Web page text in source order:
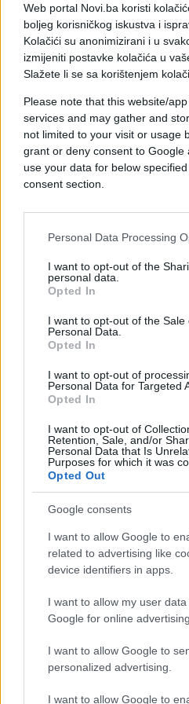
Web portal Novi.ba koristi
boljeg korisničkog iskustva i
Kolačići su anonimizirani i u
izmijeniti postavke kolačića u
Slažete li se sa korištenjem
Please note that this website/
services and may gather and
not limited to your visit or usage
grant or deny consent to
use your data for below
consent section.
Personal Data Processing
I want to opt-out of the
personal data.
Opted In
I want to opt-out of the Sale
Personal Data.
Opted In
I want to opt-out of
Personal Data for Targeted
Opted In
I want to opt-out of
Retention, Sale, and/or
Personal Data that Is
Purposes for which it was
Opted Out
Google consents
I want to allow Google to
related to advertising like
device identifiers in apps.
I want to allow my user
Google for online
I want to allow Google to
personalized advertising.
I want to allow Google to
napravite kako biste
Ova vježba, uz pravilnu
produžite život!
Ako niste znali, poznata
dnevno potiče od
kampanje za japanski
naučni dokaz ne podržava
određenog broja koraka.
Naučnici su sproveli
učestvovalo skoro 50.000
kontinenta. Ispostavilo se
starosti optimalan broj
različit. Ono što je sigurno,
hodanje zaista pomaže da
Kod ljudi starijih od 60
smrti se smanjuje ako
60 godina, 8.000 do
smatraju optimalnim.
smrti u poređenju sa
Zanimljivo je da studija nije
povezanost sa brzinom
je samo hodanje generalno
"Čak i malo više kretanja je
koji obično nisu fizički
dnevno, to bolje za vaše
studiji koja je objavljena su